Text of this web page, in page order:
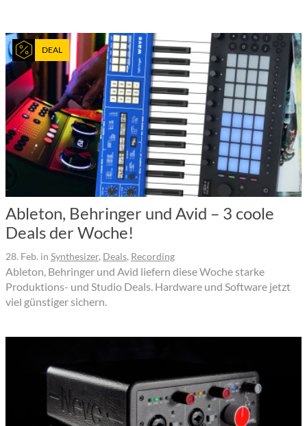
DEAL
Ableton, Behringer und Avid – 3 coole
Deals der Woche!
28. Feb. in Synthesizer, Deals, Recording
Ableton, Behringer und Avid liefern diese Woche starke
Produktions- und Studio Deals. Hardware und Software jetzt
viel günstiger sichern.